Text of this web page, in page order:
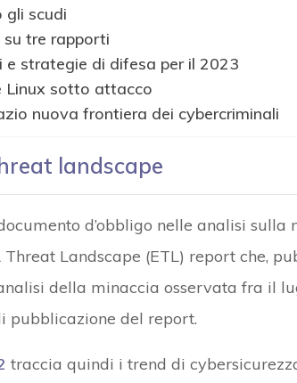
gli scudi
su tre rapporti
e strategie di difesa per il 2023
Linux sotto attacco
nuova frontiera dei cybercriminali
landscape
d’obbligo nelle analisi
Threat Landscape (ETL) report che,
della minaccia osservata fra il
pubblicazione del report.
traccia quindi i trend di